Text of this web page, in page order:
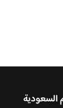
السعودية